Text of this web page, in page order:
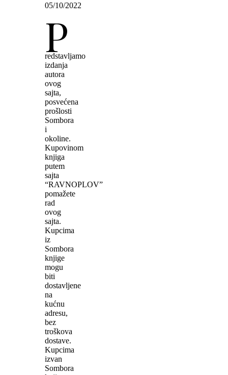
05/10/2022
P
redstavljamo
izdanja
autora
ovog
sajta,
posvećena
prošlosti
Sombora
i
okoline.
Kupovinom
knjiga
putem
sajta
“RAVNOPLOV”
pomažete
rad
ovog
sajta.
Kupcima
iz
Sombora
knjige
mogu
biti
dostavljene
na
kućnu
adresu,
bez
troškova
dostave.
Kupcima
izvan
Sombora